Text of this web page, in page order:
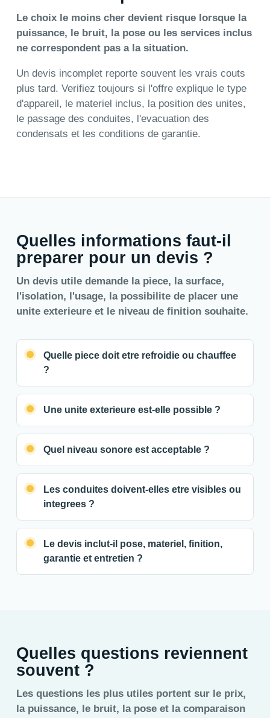
Le choix le moins cher devient risque lorsque la
puissance, le bruit, la pose ou les services inclus
ne correspondent pas a la situation.
Un devis incomplet reporte souvent les vrais couts
plus tard. Verifiez toujours si l'offre explique le type
d'appareil, le materiel inclus, la position des unites,
le passage des conduites, l'evacuation des
condensats et les conditions de garantie.
Quelles informations faut-il
preparer pour un devis ?
Un devis utile demande la piece, la surface,
l'isolation, l'usage, la possibilite de placer une
unite exterieure et le niveau de finition souhaite.
Quelle piece doit etre refroidie ou chauffee
?
Une unite exterieure est-elle possible ?
Quel niveau sonore est acceptable ?
Les conduites doivent-elles etre visibles ou
integrees ?
Le devis inclut-il pose, materiel, finition,
garantie et entretien ?
Quelles questions reviennent
souvent ?
Les questions les plus utiles portent sur le prix,
la puissance, le bruit, la pose et la comparaison